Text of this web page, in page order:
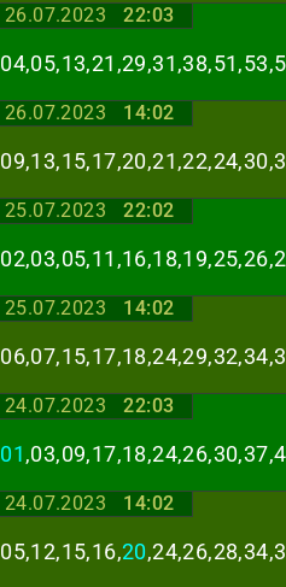
26.07.2023 22:03
26.07.2023 14:02
25.07.2023 22:02
25.07.2023 14:02
24.07.2023 22:03
01
24.07.2023 14:02
05,12,15,16,20